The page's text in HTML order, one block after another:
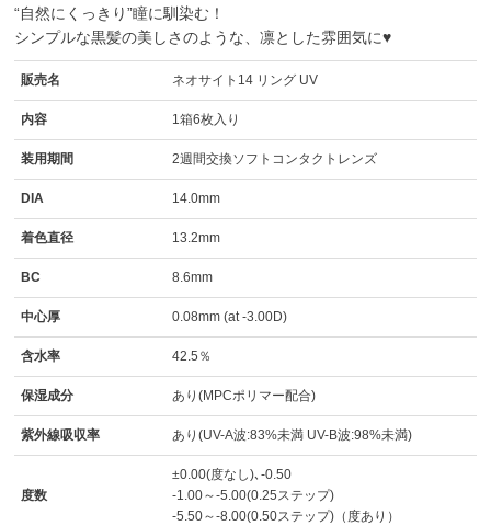
“自然にくっきり”瞳に馴染む！
シンプルな黒髪の美しさのような、凛とした雰囲気に♥
販売名 ネオサイト14 リング UV
内容 1箱6枚入り
装用期間 2週間交換ソフトコンタクトレンズ
DIA 14.0mm
着色直径 13.2mm
BC 8.6mm
中心厚 0.08mm (at -3.00D)
含水率 42.5％
保湿成分 あり(MPCポリマー配合)
紫外線吸収率 あり(UV-A波:83%未満 UV-B波:98%未満)
度数
±0.00(度なし)､-0.50
-1.00～-5.00(0.25ステップ)
-5.50～-8.00(0.50ステップ)（度あり）